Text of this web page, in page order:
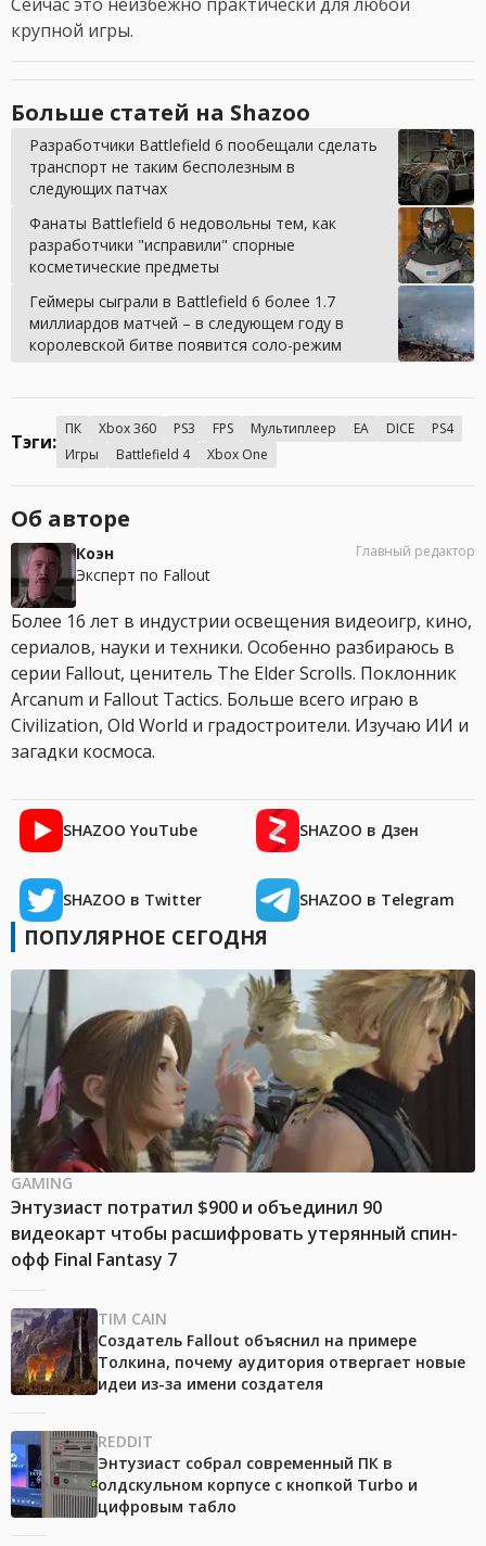
крупной игры.
Больше статей на Shazoo
Разработчики Battlefield 6 пообещали сделать
транспорт не таким бесполезным в
следующих патчах
Фанаты Battlefield 6 недовольны тем, как
разработчики "исправили" спорные
косметические предметы
Геймеры сыграли в Battlefield 6 более 1.7
миллиардов матчей – в следующем году в
королевской битве появится соло-режим
Тэги:
ПК Xbox 360 PS3 FPS Мультиплеер EA DICE
PS4
Игры
Battlefield 4 Xbox One
Об авторе
Коэн
Эксперт по Fallout
Главный редактор
Более 16 лет в индустрии освещения видеоигр, кино,
сериалов, науки и техники. Особенно разбираюсь в
серии Fallout, ценитель The Elder Scrolls. Поклонник
Arcanum и Fallout Tactics. Больше всего играю в
Civilization, Old World и градостроители. Изучаю ИИ и
загадки космоса.
SHAZOO YouTube SHAZOO в Дзен
SHAZOO в Twitter SHAZOO в Telegram
ПОПУЛЯРНОЕ СЕГОДНЯ
GAMING
Энтузиаст потратил $900 и объединил 90
видеокарт чтобы расшифровать утерянный спин-
офф Final Fantasy 7
TIM CAIN
Создатель Fallout объяснил на примере
Толкина, почему аудитория отвергает новые
идеи из-за имени создателя
REDDIT
Энтузиаст собрал современный ПК в
олдскульном корпусе с кнопкой Turbo и
цифровым табло